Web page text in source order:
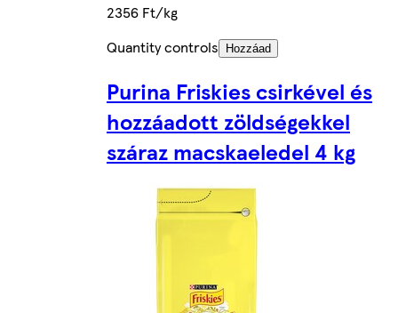
2356 Ft/kg
Quantity controls
Hozzáad
Purina Friskies csirkével és
hozzáadott zöldségekkel
száraz macskaeledel 4 kg